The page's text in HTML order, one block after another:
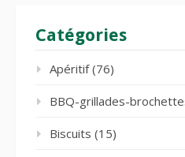
Catégories
Apéritif(76)
BBQ-grillades-
Biscuits (15)